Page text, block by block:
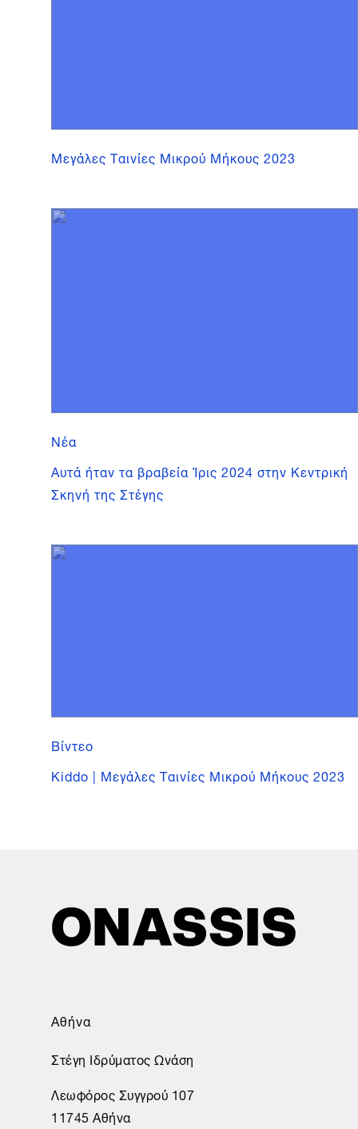
Μεγάλες Ταινίες Μικρού Μήκους 2023
Νέα
Αυτά ήταν τα βραβεία Ίρις 2024 στην Κεντρική
Σκηνή της Στέγης
Βίντεο
Kiddo | Μεγάλες Ταινίες Μικρού Μήκους 2023
Αθήνα
Στέγη Ιδρύματος Ωνάση
Λεωφόρος Συγγρού 107
11745 Αθήνα